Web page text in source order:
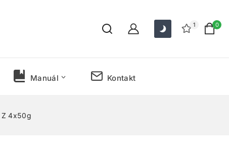
1 0
Manuál Kontakt
Z 4x50g